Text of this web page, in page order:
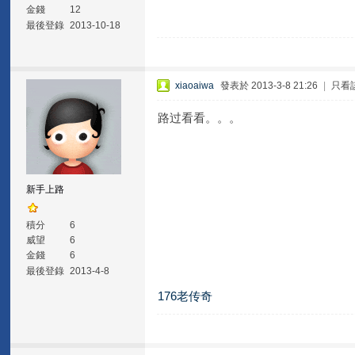
金錢
12
最後登錄 2013-10-18
新手上路
積分
6
威望
6
金錢
6
最後登錄 2013-4-8
xiaoaiwa 發表於 2013-3-8 21:26 只看
路过看看。。。
176老传奇